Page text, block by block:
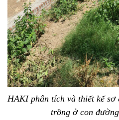
HAKI phân tích và thiết kế
trồng ở con